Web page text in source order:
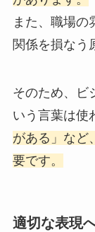
また、職場の
関係を損なう
そのため、ビ
いう言葉は使
がある」など
要です。
適切な表現